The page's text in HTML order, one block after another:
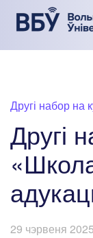
Другі набор на
Другі
29 чэрвеня 2025